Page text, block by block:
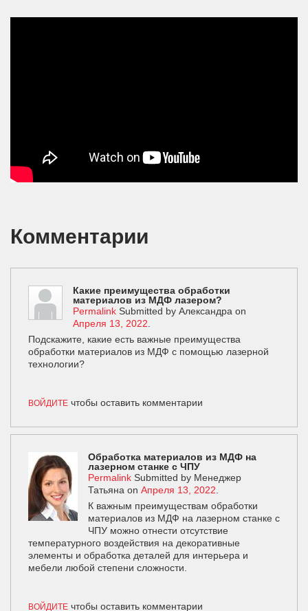
Комментарии
Какие преимущества обработки
материалов из МДФ лазером?
Permalink Submitted by Александра on
Апреля 13, 2022
Подскажите, какие есть важные преимущества
обработки материалов из МДФ с помощью лазерной
технологии?
ВОЙДИТЕ чтобы оставить комментарии
Обработка материалов из МДФ на
лазерном станке с ЧПУ
Permalink Submitted by Менеджер
Татьяна on Апреля 13, 2022
К важным преимуществам обработки
материалов из МДФ на лазерном станке с
ЧПУ можно отнести отсутствие
температурного воздействия на декоративные
элементы и обработка деталей для интерьера и
мебели любой степени сложности.
ВОЙДИТЕ чтобы оставить комментарии